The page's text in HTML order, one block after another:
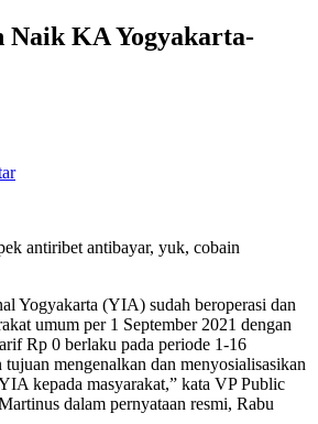
KA Yogyakarta-
antiribet antibayar, yuk, cobain
Yogyakarta (YIA) sudah beroperasi dan
umum per 1 September 2021 dengan
Rp 0 berlaku pada periode 1-16
tujuan mengenalkan dan menyosialisasikan
kepada masyarakat,” kata VP Public
dalam pernyataan resmi, Rabu